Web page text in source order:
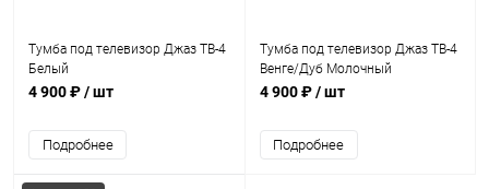
Тумба под телевизор Джаз ТВ-4
Белый
4 900 ₽/ шт
Подробнее
Тумба под телевизор Джаз ТВ-4
Венге/Дуб Молочный
4 900 ₽/ шт
Подробнее